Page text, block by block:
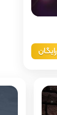
رایگان